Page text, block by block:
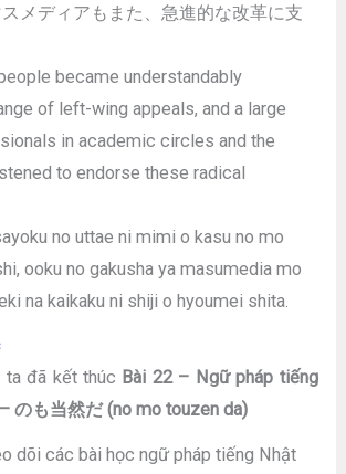
メディアもまた、急進的な改革に支
became understandably
of left-wing appeals, and a large
in academic circles and the
to endorse these radical
no uttae ni mimi o kasu no mo
ooku no gakusha ya masumedia mo
na kaikaku ni shiji o hyoumei shita.
ta đã kết thúc Bài 22 – Ngữ pháp tiếng
のも当然だ (no mo touzen da)
dõi các bài học ngữ pháp tiếng Nhật